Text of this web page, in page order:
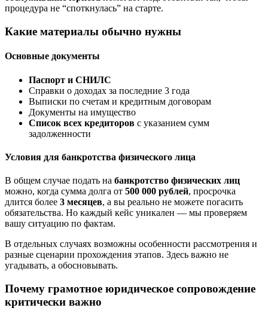
процедура не “споткнулась” на старте.
Какие материалы обычно нужны
Основные документы
Паспорт и СНИЛС
Справки о доходах за последние 3 года
Выписки по счетам и кредитным договорам
Документы на имущество
Список всех кредиторов с указанием сумм
задолженности
Условия для банкротства физического лица
В общем случае подать на банкротство физических лиц
можно, когда сумма долга от 500 000 рублей, просрочка
длится более 3 месяцев, а вы реально не можете погасить
обязательства. Но каждый кейс уникален — мы проверяем
вашу ситуацию по фактам.
В отдельных случаях возможны особенности рассмотрения и
разные сценарии прохождения этапов. Здесь важно не
угадывать, а обосновывать.
Почему грамотное юридическое сопровождение
критически важно